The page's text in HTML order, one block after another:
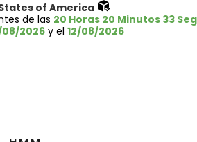
of America
de las 20 Horas 20 Minutos 33
08/2026 y el 12/08/2026